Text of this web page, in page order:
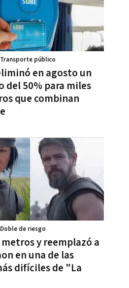
en agosto un
del 50% para miles
que combinan
público
metros y reemplazó a
en una de las
difíciles de "La
de riesgo